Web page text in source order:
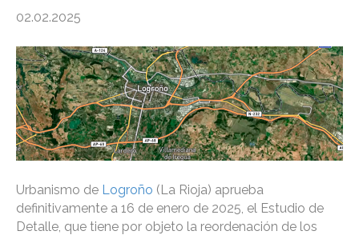
02.02.2025
Urbanismo de Logroño (La Rioja) aprueba
definitivamente a 16 de enero de 2025, el Estudio de
Detalle, que tiene por objeto la reordenación de los